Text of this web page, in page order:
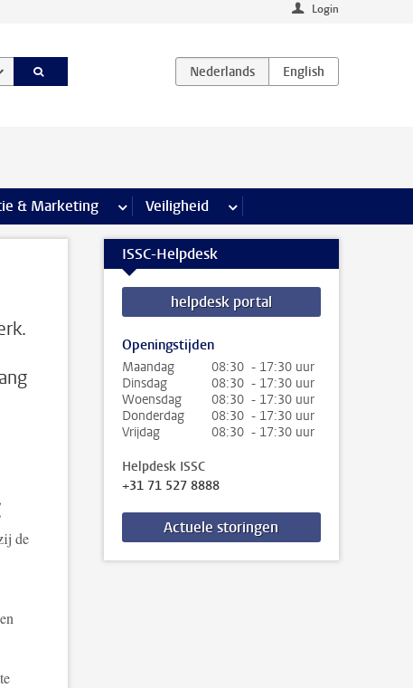
Login
& Marketing meer Communicatie & Marketing pagina’s
Veiligheid meer Veiligheid pagina’s
de
ISSC-Helpdesk
helpdesk portal
Openingstijden
Maandag
08:30 - 17:30 uur
Dinsdag
08:30 - 17:30 uur
Woensdag
08:30 - 17:30 uur
Donderdag
08:30 - 17:30 uur
Vrijdag
08:30 - 17:30 uur
Helpdesk ISSC
+31 71 527 8888
Actuele storingen